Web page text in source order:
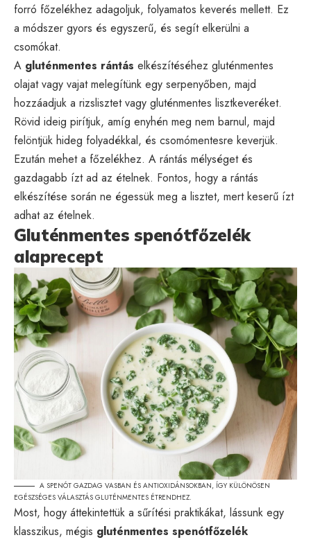
forró főzelékhez adagoljuk, folyamatos keverés mellett. Ez
a módszer gyors és egyszerű, és segít elkerülni a
csomókat.
A gluténmentes rántás elkészítéséhez gluténmentes
olajat vagy vajat melegítünk egy serpenyőben, majd
hozzáadjuk a rizslisztet vagy gluténmentes lisztkeveréket.
Rövid ideig pirítjuk, amíg enyhén meg nem barnul, majd
felöntjük hideg folyadékkal, és csomómentesre keverjük.
Ezután mehet a főzelékhez. A rántás mélységet és
gazdagabb ízt ad az ételnek. Fontos, hogy a rántás
elkészítése során ne égessük meg a lisztet, mert keserű ízt
adhat az ételnek.
Gluténmentes spenótfőzelék
alaprecept
A SPENÓT GAZDAG VASBAN ÉS ANTIOXIDÁNSOKBAN, ÍGY KÜLÖNÖSEN
EGÉSZSÉGES VÁLASZTÁS GLUTÉNMENTES ÉTRENDHEZ.
Most, hogy áttekintettük a sűrítési praktikákat, lássunk egy
klasszikus, mégis gluténmentes spenótfőzelék